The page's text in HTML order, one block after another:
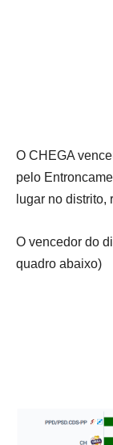
O CHEGA
pelo
lugar no
O vencedor do
quadro abaixo)